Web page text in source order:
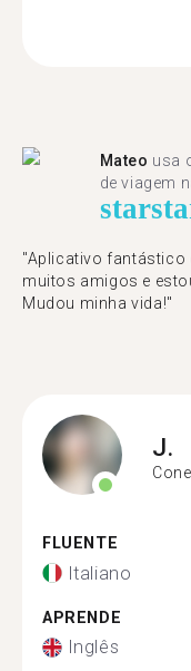
Mateo usa
de viagem
star
"Aplicativo fantástico
muitos amigos e
Mudou minha vida!"
J.
FLUENTE
Italiano
APRENDE
Inglês